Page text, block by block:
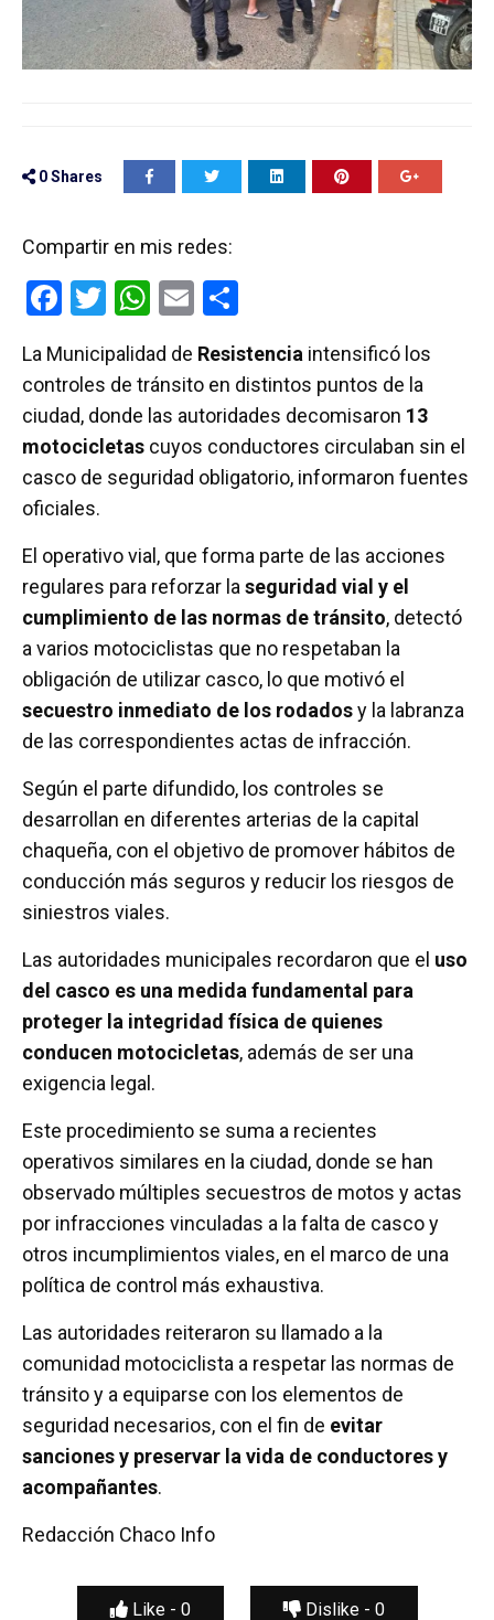
0Shares
Compartir en mis redes:
F
ce
b
o
o
k
T
tt
er
W
at
s
A
p
E
ail m
p
ar
tir
La Municipalidad de Resistencia intensificó los
controles de tránsito en distintos puntos de la
ciudad, donde las autoridades decomisaron 13
motocicletas cuyos conductores circulaban sin el
casco de seguridad obligatorio, informaron fuentes
oficiales.
El operativo vial, que forma parte de las acciones
regulares para reforzar laseguridad vial y el
cumplimiento de las normas de tránsito, detectó
a varios motociclistas que no respetaban la
obligación de utilizar casco, lo que motivó el
secuestro inmediato de los rodadosy la labranza
de las correspondientes actas de infracción.
Según el parte difundido, los controles se
desarrollan en diferentes arterias de la capital
chaqueña, con el objetivo de promover hábitos de
conducción más seguros y reducir los riesgos de
siniestros viales.
Las autoridades municipales recordaron que el uso
del casco es una medida fundamental para
proteger la integridad física de quienes
conducen motocicletas, además de ser una
exigencia legal.
Este procedimiento se suma a recientes
operativos similares en la ciudad, donde se han
observado múltiples secuestros de motos y actas
por infracciones vinculadas a la falta de casco y
otros incumplimientos viales, en el marco de una
política de control más exhaustiva.
Las autoridades reiteraron su llamado a la
comunidad motociclista a respetar las normas de
tránsito y a equiparse con los elementos de
seguridad necesarios, con el fin de evitar
sanciones y preservar la vida de conductores y
acompañantes.
Redacción Chaco Info
Like - 0 Dislike - 0